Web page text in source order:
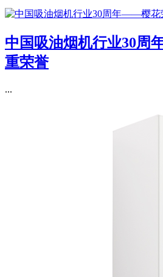
中国吸油烟机行业30
重荣誉
‍‍...